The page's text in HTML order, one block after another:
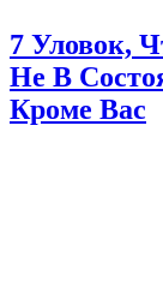
7 Уловок,
Не В
Кроме Вас